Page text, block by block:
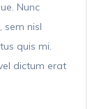
Nunc
sem nisl
quis mi.
dictum erat